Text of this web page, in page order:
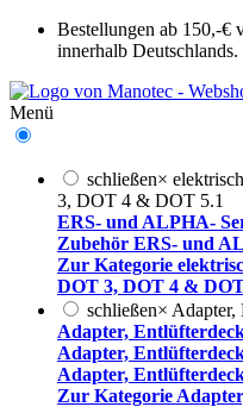
Bestellungen ab 150,-€
innerhalb Deutschlands.
Menü
schließen×
3, DOT 4 & DOT 5.1
ERS- und ALPHA-
Zubehör ERS- und
Zur Kategorie
DOT 3, DOT 4 &
schließen× Adapter,
Adapter,
Adapter,
Adapter,
Zur Kategorie